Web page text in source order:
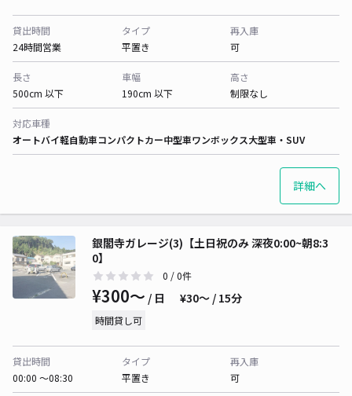
貸出時間
24時間営業
タイプ
平置き
再入庫
可
長さ
500cm 以下
車幅
190cm 以下
高さ
制限なし
対応車種
オートバイ軽自動車コンパクトカー中型車ワンボックス大型車・SUV
詳細へ
銀閣寺ガレージ(3)【土日祝のみ 深夜0:00~朝8:3
0】
0 / 0件
¥300〜 / 日 ¥30〜 / 15分
時間貸し可
貸出時間
00:00 〜08:30
タイプ
平置き
再入庫
可